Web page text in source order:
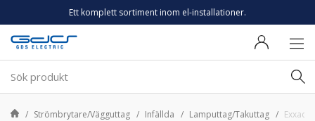
Ett komplett sortiment inom el-installationer.
Strömbrytare/Vägguttag Infällda Lamputtag/Takuttag Exxact